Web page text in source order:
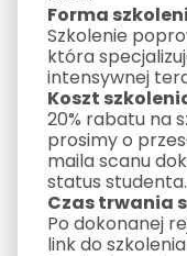
Forma
Szkolenie
która
intensywnej
Koszt
20% rabatu na
prosimy o
maila scanu
status studenta.
Czas trwania
Po dokonanej
link do